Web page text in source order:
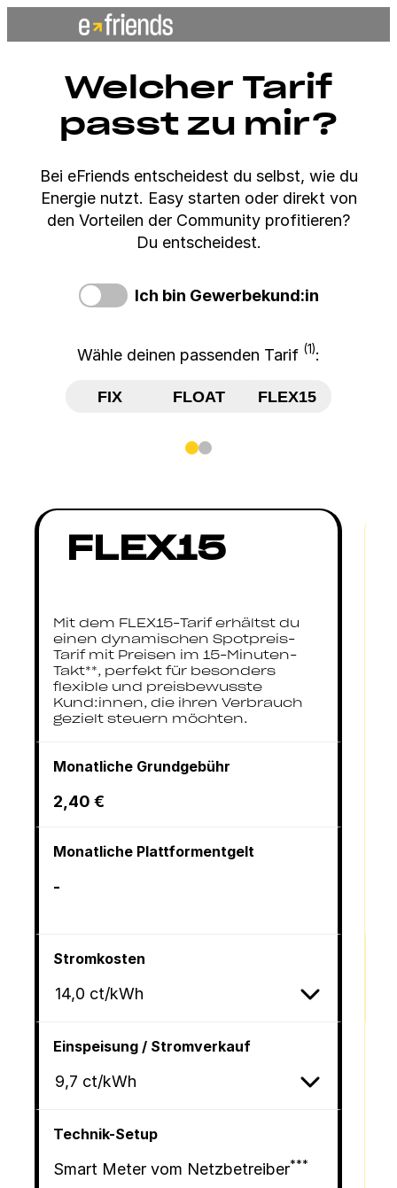
Inhalt
Welcher Tarif
passt zu mir?
Bei eFriends entscheidest du selbst, wie du
Energie nutzt. Easy starten oder direkt von
den Vorteilen der Community profitieren?
Du entscheidest.
Ich bin Gewerbekund:in
Wähle deinen passenden Tarif (1):
FIX FLOAT FLEX15
FLEX15
Mit dem FLEX15-Tarif erhältst du
einen dynamischen Spotpreis-
Tarif mit Preisen im 15-Minuten-
Takt**, perfekt für besonders
flexible und preisbewusste
Kund:innen, die ihren Verbrauch
gezielt steuern möchten.
Monatliche Grundgebühr
2,40 €
Monatliche Plattformentgelt
-
Stromkosten
14,0 ct/kWh
Einspeisung / Stromverkauf
9,7 ct/kWh
Technik-Setup
Smart Meter vom Netzbetreiber***